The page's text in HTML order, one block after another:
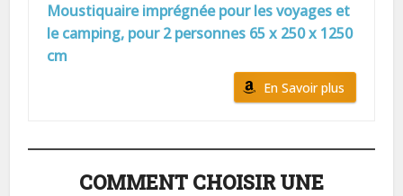
Moustiquaire imprégnée pour les voyages et
le camping, pour 2 personnes 65 x 250 x 1250
cm
En Savoir plus
COMMENT CHOISIR UNE